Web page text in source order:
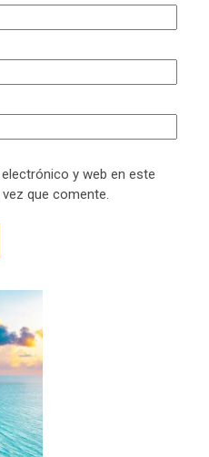
y web en este
que comente.